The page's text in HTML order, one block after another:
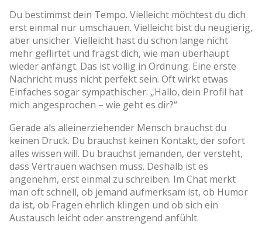
Du bestimmst dein Tempo. Vielleicht möchtest du dich
erst einmal nur umschauen. Vielleicht bist du neugierig,
aber unsicher. Vielleicht hast du schon lange nicht
mehr geflirtet und fragst dich, wie man überhaupt
wieder anfängt. Das ist völlig in Ordnung. Eine erste
Nachricht muss nicht perfekt sein. Oft wirkt etwas
Einfaches sogar sympathischer: „Hallo, dein Profil hat
mich angesprochen – wie geht es dir?“
Gerade als alleinerziehender Mensch brauchst du
keinen Druck. Du brauchst keinen Kontakt, der sofort
alles wissen will. Du brauchst jemanden, der versteht,
dass Vertrauen wachsen muss. Deshalb ist es
angenehm, erst einmal zu schreiben. Im Chat merkt
man oft schnell, ob jemand aufmerksam ist, ob Humor
da ist, ob Fragen ehrlich klingen und ob sich ein
Austausch leicht oder anstrengend anfühlt.